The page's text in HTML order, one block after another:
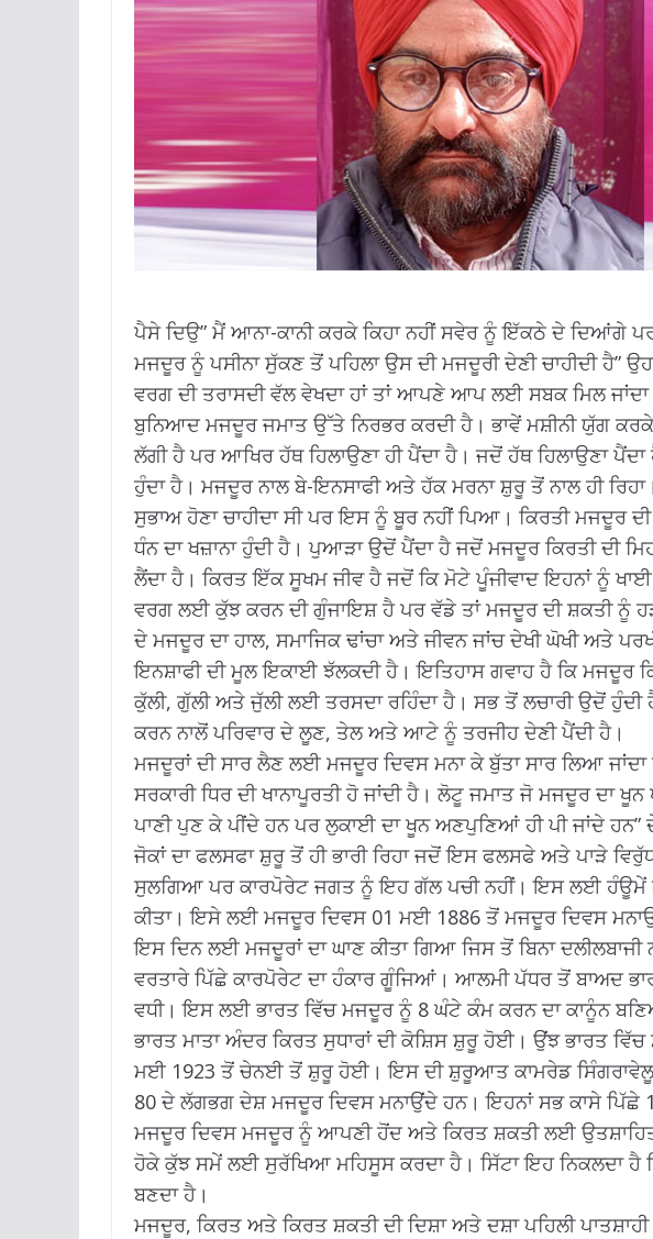
ਪੈਸੇ ਦਿਉ” ਮੈਂ ਆਨਾ-ਕਾਨੀ ਕਰਕੇ ਕਿਹਾ ਨਹੀਂ ਸਵੇਰ ਨੂੰ ਇੱਕਠੇ ਦੇ ਦਿਆਂਗੇ
ਮਜਦੂਰ ਨੂੰ ਪਸੀਨਾ ਸੁੱਕਣ ਤੋਂ ਪਹਿਲਾ ਉਸ ਦੀ ਮਜਦੂਰੀ ਦੇਣੀ ਚਾਹੀਦੀ ਹੈ”
ਵਰਗ ਦੀ ਤਰਾਸਦੀ ਵੱਲ ਵੇਖਦਾ ਹਾਂ ਤਾਂ ਆਪਣੇ ਆਪ ਲਈ ਸਬਕ ਮਿਲ
ਬੁਨਿਆਦ ਮਜਦੂਰ ਜਮਾਤ ਉੱਤੇ ਨਿਰਭਰ ਕਰਦੀ ਹੈ। ਭਾਵੇਂ ਮਸ਼ੀਨੀ ਯੁੱਗ
ਲੱਗੀ ਹੈ ਪਰ ਆਖਿਰ ਹੱਥ ਹਿਲਾਉਣਾ ਹੀ ਪੈਂਦਾ ਹੈ। ਜਦੋਂ ਹੱਥ ਹਿਲਾਉਣਾ
ਹੁੰਦਾ ਹੈ। ਮਜਦੂਰ ਨਾਲ ਬੇ-ਇਨਸਾਫੀ ਅਤੇ ਹੱਕ ਮਰਨਾ ਸ਼ੁਰੂ ਤੋਂ ਨਾਲ ਹੀ
ਸੁਭਾਅ ਹੋਣਾ ਚਾਹੀਦਾ ਸੀ ਪਰ ਇਸ ਨੂੰ ਬੂਰ ਨਹੀਂ ਪਿਆ। ਕਿਰਤੀ ਮਜਦੂਰ
ਧੰਨ ਦਾ ਖਜ਼ਾਨਾ ਹੁੰਦੀ ਹੈ। ਪੁਆੜਾ ਉਦੋਂ ਪੈਂਦਾ ਹੈ ਜਦੋਂ ਮਜਦੂਰ ਕਿਰਤੀ ਦੀ
ਲੈਂਦਾ ਹੈ। ਕਿਰਤ ਇੱਕ ਸੂਖਮ ਜੀਵ ਹੈ ਜਦੋਂ ਕਿ ਮੋਟੇ ਪੂੰਜੀਵਾਦ ਇਹਨਾਂ ਨੂੰ
ਵਰਗ ਲਈ ਕੁੱਝ ਕਰਨ ਦੀ ਗੁੰਜਾਇਸ਼ ਹੈ ਪਰ ਵੱਡੇ ਤਾਂ ਮਜਦੂਰ ਦੀ ਸ਼ਕਤੀ ਨੂੰ
ਦੇ ਮਜਦੂਰ ਦਾ ਹਾਲ, ਸਮਾਜਿਕ ਢਾਂਚਾ ਅਤੇ ਜੀਵਨ ਜਾਂਚ ਦੇਖੀ ਘੋਖੀ ਅਤੇ
ਇਨਸ਼ਾਫੀ ਦੀ ਮੂਲ ਇਕਾਈ ਝੱਲਕਦੀ ਹੈ। ਇਤਿਹਾਸ ਗਵਾਹ ਹੈ ਕਿ ਮਜਦੂਰ
ਕੁੱਲੀ, ਗੁੱਲੀ ਅਤੇ ਜੁੱਲੀ ਲਈ ਤਰਸਦਾ ਰਹਿੰਦਾ ਹੈ। ਸਭ ਤੋਂ ਲਚਾਰੀ ਉਦੋਂ
ਕਰਨ ਨਾਲੋਂ ਪਰਿਵਾਰ ਦੇ ਲੂਣ, ਤੇਲ ਅਤੇ ਆਟੇ ਨੂੰ ਤਰਜੀਹ ਦੇਣੀ ਪੈਂਦੀ ਹੈ।
ਮਜਦੂਰਾਂ ਦੀ ਸਾਰ ਲੈਣ ਲਈ ਮਜਦੂਰ ਦਿਵਸ ਮਨਾ ਕੇ ਬੁੱਤਾ ਸਾਰ ਲਿਆ
ਸਰਕਾਰੀ ਧਿਰ ਦੀ ਖਾਨਾਪੂਰਤੀ ਹੋ ਜਾਂਦੀ ਹੈ। ਲੋਟੂ ਜਮਾਤ ਜੋ ਮਜਦੂਰ ਦਾ
ਪਾਣੀ ਪੁਣ ਕੇ ਪੀਂਦੇ ਹਨ ਪਰ ਲੁਕਾਈ ਦਾ ਖੂਨ ਅਣਪੁਣਿਆਂ ਹੀ ਪੀ ਜਾਂਦੇ
ਜੋਕਾਂ ਦਾ ਫਲਸਫਾ ਸ਼ੁਰੂ ਤੋਂ ਹੀ ਭਾਰੀ ਰਿਹਾ ਜਦੋਂ ਇਸ ਫਲਸਫੇ ਅਤੇ ਪਾੜੇ
ਸੁਲਗਿਆ ਪਰ ਕਾਰਪੋਰੇਟ ਜਗਤ ਨੂੰ ਇਹ ਗੱਲ ਪਚੀ ਨਹੀਂ। ਇਸ ਲਈ ਹੰਊਮੇਂ
ਕੀਤਾ। ਇਸੇ ਲਈ ਮਜਦੂਰ ਦਿਵਸ 01 ਮਈ 1886 ਤੋਂ ਮਜਦੂਰ ਦਿਵਸ
ਇਸ ਦਿਨ ਲਈ ਮਜਦੂਰਾਂ ਦਾ ਘਾਣ ਕੀਤਾ ਗਿਆ ਜਿਸ ਤੋਂ ਬਿਨਾ
ਵਰਤਾਰੇ ਪਿੱਛੇ ਕਾਰਪੋਰੇਟ ਦਾ ਹੰਕਾਰ ਗੂੰਜਿਆਂ। ਆਲਮੀ ਪੱਧਰ ਤੋਂ ਬਾਅਦ
ਵਧੀ। ਇਸ ਲਈ ਭਾਰਤ ਵਿੱਚ ਮਜਦੂਰ ਨੂੰ 8 ਘੰਟੇ ਕੰਮ ਕਰਨ ਦਾ ਕਾਨੂੰਨ
ਭਾਰਤ ਮਾਤਾ ਅੰਦਰ ਕਿਰਤ ਸੁਧਾਰਾਂ ਦੀ ਕੋਸ਼ਿਸ ਸ਼ੁਰੂ ਹੋਈ। ਉਂਝ ਭਾਰਤ
ਮਈ 1923 ਤੋਂ ਚੇਨਈ ਤੋਂ ਸ਼ੁਰੂ ਹੋਈ। ਇਸ ਦੀ ਸ਼ੁਰੂਆਤ ਕਾਮਰੇਡ
80 ਦੇ ਲੱਗਭਗ ਦੇਸ਼ ਮਜਦੂਰ ਦਿਵਸ ਮਨਾਉਂਦੇ ਹਨ। ਇਹਨਾਂ ਸਭ ਕਾਸੇ ਪਿੱਛੇ
ਮਜਦੂਰ ਦਿਵਸ ਮਜਦੂਰ ਨੂੰ ਆਪਣੀ ਹੋਂਦ ਅਤੇ ਕਿਰਤ ਸ਼ਕਤੀ ਲਈ
ਹੋਕੇ ਕੁੱਝ ਸਮੇਂ ਲਈ ਸੁਰੱਖਿਆ ਮਹਿਸੂਸ ਕਰਦਾ ਹੈ। ਸਿੱਟਾ ਇਹ ਨਿਕਲਦਾ ਹੈ
ਬਣਦਾ ਹੈ।
ਮਜਦੂਰ, ਕਿਰਤ ਅਤੇ ਕਿਰਤ ਸ਼ਕਤੀ ਦੀ ਦਿਸ਼ਾ ਅਤੇ ਦਸ਼ਾ ਪਹਿਲੀ